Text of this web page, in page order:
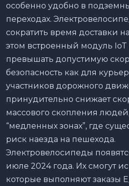
особенно удобно в
переходах.
сократить время доставки
этом встроенный модуль IoT
превышать допустимую
безопасность как для
участников дорожного
принудительно снижает
массового скопления
“медленных зонах”, где
риск наезда на пешехода.
Электровелосипеды
июле 2024 года. Их смогут
которые выполняют заказы